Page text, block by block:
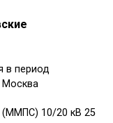
в период
Москва
(ММПС) 10/20 кВ 25